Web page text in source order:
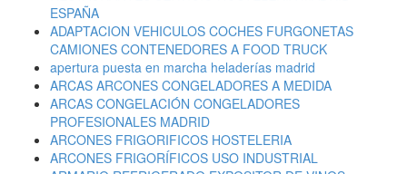
ESPAÑA
ADAPTACION VEHICULOS COCHES FURGONETAS
CAMIONES CONTENEDORES A FOOD TRUCK
apertura puesta en marcha heladerías madrid
ARCAS ARCONES CONGELADORES A MEDIDA
ARCAS CONGELACIÓN CONGELADORES
PROFESIONALES MADRID
ARCONES FRIGORIFICOS HOSTELERIA
ARCONES FRIGORÍFICOS USO INDUSTRIAL